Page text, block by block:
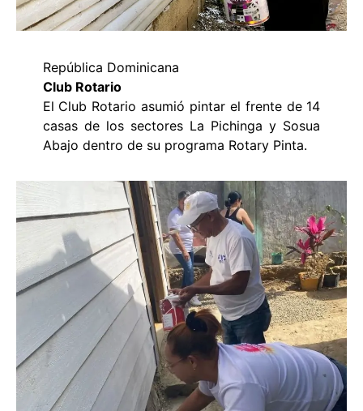
República Dominicana
Club Rotario
El Club Rotario asumió pintar el frente de 14
casas de los sectores La Pichinga y Sosua
Abajo dentro de su programa Rotary Pinta.